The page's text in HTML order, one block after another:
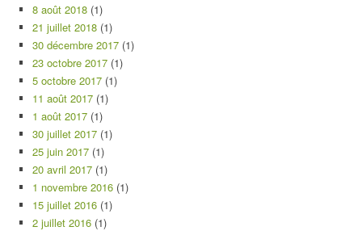
8 août 2018 (1)
21 juillet 2018 (1)
30 décembre 2017 (1)
23 octobre 2017 (1)
5 octobre 2017 (1)
11 août 2017 (1)
1 août 2017 (1)
30 juillet 2017 (1)
25 juin 2017 (1)
20 avril 2017 (1)
1 novembre 2016 (1)
15 juillet 2016 (1)
2 juillet 2016 (1)